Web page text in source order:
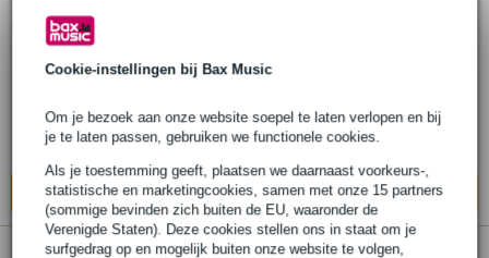
Cookie-instellingen bij Bax Music
Om je bezoek aan onze website soepel te laten verlopen en bij
je te laten passen, gebruiken we functionele cookies.
Als je toestemming geeft, plaatsen we daarnaast voorkeurs-,
statistische en marketingcookies, samen met onze 15 partners
(sommige bevinden zich buiten de EU, waaronder de
Verenigde Staten). Deze cookies stellen ons in staat om je
surfgedrag op en mogelijk buiten onze website te volgen,
Bestel nu en ontvang binnen circa 6
werkdagen
In mijn winkelwagen